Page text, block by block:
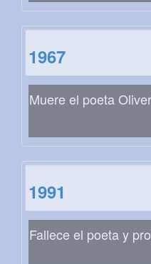
1967
Muere el poeta
1991
Fallece el poeta y